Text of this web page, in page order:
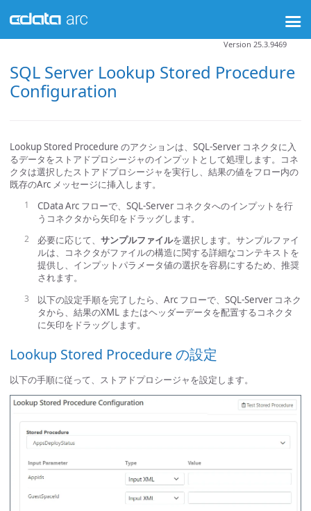
SQL Server Lookup Stored Procedure
Configuration
Version 25.3.9469
Lookup Stored Procedure のアクションは、SQL-Server コネクタに入
るデータをストアドプロシージャのインプットとして処理します。コネ
クタは選択したストアドプロシージャを実行し、結果の値をフロー内の
既存のArc メッセージに挿入します。
CData Arc フローで、SQL-Server コネクタへのインプットを行
うコネクタから矢印をドラッグします。
必要に応じて、 サンプルファイルを選択します。サンプルファイ
ルは、コネクタがファイルの構造に関する詳細なコンテキストを
提供し、インプットパラメータ値の選択を容易にするため、推奨
されます。
以下の設定手順を完了したら、Arc フローで、SQL-Server コネク
タから、結果のXML またはヘッダーデータを配置するコネクタ
に矢印をドラッグします。
Lookup Stored Procedure の設定
以下の手順に従って、ストアドプロシージャを設定します。